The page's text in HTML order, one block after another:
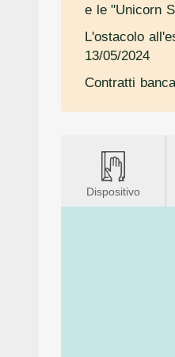
e le "Unicorn
L'ostacolo
13/05/2024
Contratti
Dispositivo